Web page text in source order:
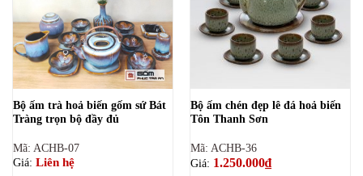
Bộ ấm trà hoả biến gốm sứ Bát
Tràng trọn bộ đầy đủ
Mã: ACHB-07
Giá: Liên hệ
Bộ ấm chén đẹp lê đá hoả biến
Tôn Thanh Sơn
Mã: ACHB-36
Giá: 1.250.000₫